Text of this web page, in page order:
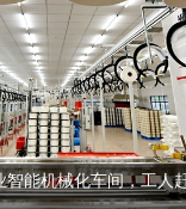
能机械化车间，工人